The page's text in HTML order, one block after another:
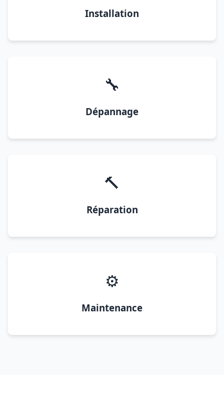
Installation
🔧
Dépannage
🔨
Réparation
⚙️
Maintenance